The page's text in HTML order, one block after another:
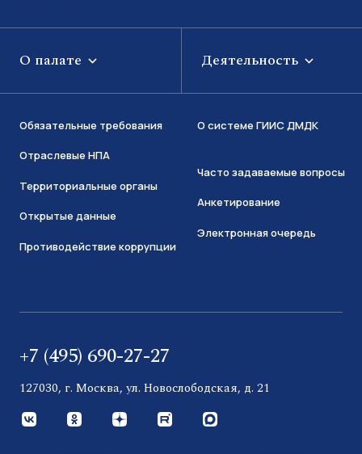
О палате Деятельность
Обязательные требования
Отраслевые НПА
Территориальные органы
Открытые данные
Противодействие коррупции
О системе ГИИС ДМДК
Часто задаваемые вопросы
Анкетирование
Электронная очередь
+7 (495) 690-27-27
127030, г. Москва, ул. Новослободская, д. 21